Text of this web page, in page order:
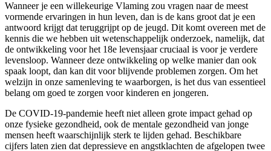
Wanneer je een willekeurige Vlaming zou vragen naar de meest
vormende ervaringen in hun leven, dan is de kans groot dat je een
antwoord krijgt dat teruggrijpt op de jeugd. Dit komt overeen met de
kennis die we hebben uit wetenschappelijk onderzoek, namelijk, dat
de ontwikkeling voor het 18e levensjaar cruciaal is voor je verdere
levensloop. Wanneer deze ontwikkeling op welke manier dan ook
spaak loopt, dan kan dit voor blijvende problemen zorgen. Om het
welzijn in onze samenleving te waarborgen, is het dus van essentieel
belang om goed te zorgen voor kinderen en jongeren.
De COVID-19-pandemie heeft niet alleen grote impact gehad op
onze fysieke gezondheid, ook de mentale gezondheid van jonge
mensen heeft waarschijnlijk sterk te lijden gehad. Beschikbare
cijfers laten zien dat depressieve en angstklachten de afgelopen twee